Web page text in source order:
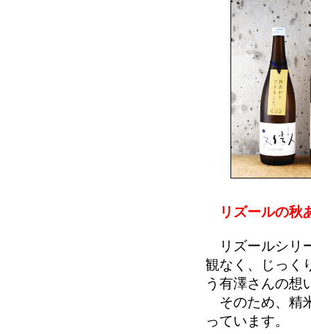
リズールの秋
リズールシリ
観なく、じっく
う有澤さんの想
そのため、精
っています。